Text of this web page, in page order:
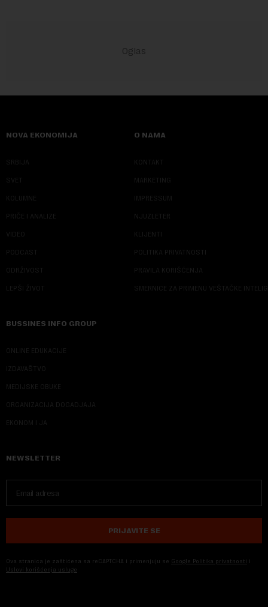
NOVA EKONOMIJA
SRBIJA
SVET
KOLUMNE
PRIČE I ANALIZE
VIDEO
PODCAST
ODRŽIVOST
LEPŠI ŽIVOT
O NAMA
KONTAKT
MARKETING
IMPRESSUM
NJUZLETER
KLIJENTI
POLITIKA PRIVATNOSTI
PRAVILA KORIŠĆENJA
SMERNICE ZA PRIMENU VEŠTAČKE
BUSSINES INFO GROUP
ONLINE EDUKACIJE
IZDAVAŠTVO
MEDIJSKE OBUKE
ORGANIZACIJA DOGADJAJA
EKONOM I JA
NEWSLETTER
PRIJAVITE SE
Ova stranica je zaštićena sa reCAPTCHA i primenjuju se Google Politika privatnosti i
Uslovi korišćenja usluge